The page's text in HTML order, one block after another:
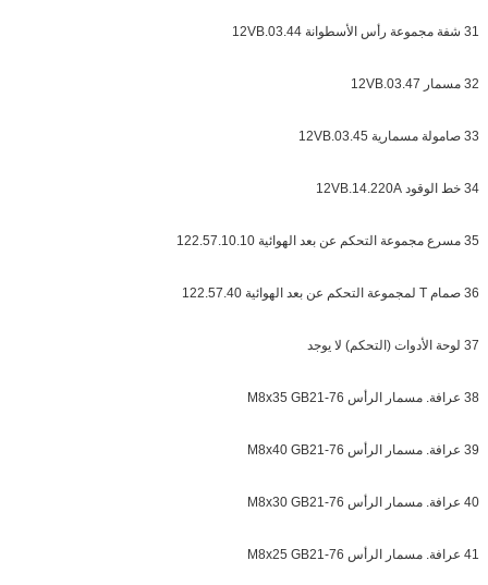
31 شفة مجموعة رأس الأسطوانة 12VB.03.44
32 مسمار 12VB.03.47
33 صامولة مسمارية 12VB.03.45
34 خط الوقود 12VB.14.220A
35 مسرع مجموعة التحكم عن بعد الهوائية 122.57.10.10
36 صمام T لمجموعة التحكم عن بعد الهوائية 122.57.40
37 لوحة الأدوات (التحكم) لا يوجد
38 عرافة. مسمار الرأس M8x35 GB21-76
39 عرافة. مسمار الرأس M8x40 GB21-76
40 عرافة. مسمار الرأس M8x30 GB21-76
41 عرافة. مسمار الرأس M8x25 GB21-76